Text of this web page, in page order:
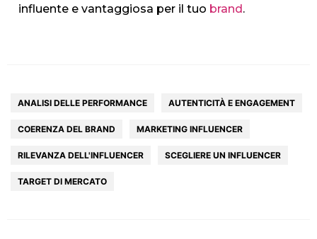
influente e vantaggiosa per il tuo brand .
ANALISI DELLE PERFORMANCE AUTENTICITÀ E ENGAGEMENT
COERENZA DEL BRAND MARKETING INFLUENCER
RILEVANZA DELL'INFLUENCER SCEGLIERE UN INFLUENCER
TARGET DI MERCATO
HOME